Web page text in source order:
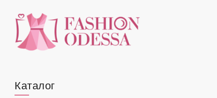
Каталог